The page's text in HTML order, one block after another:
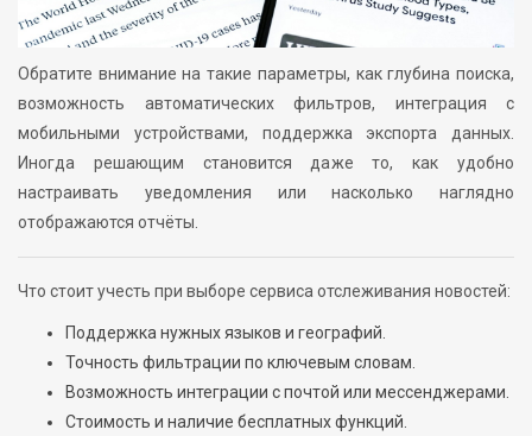
Обратите внимание на такие параметры, как глубина поиска,
возможность автоматических фильтров, интеграция с
мобильными устройствами, поддержка экспорта данных.
Иногда решающим становится даже то, как удобно
настраивать уведомления или насколько наглядно
отображаются отчёты.
Что стоит учесть при выборе сервиса отслеживания новостей:
Поддержка нужных языков и географий.
Точность фильтрации по ключевым словам.
Возможность интеграции с почтой или мессенджерами.
Стоимость и наличие бесплатных функций.